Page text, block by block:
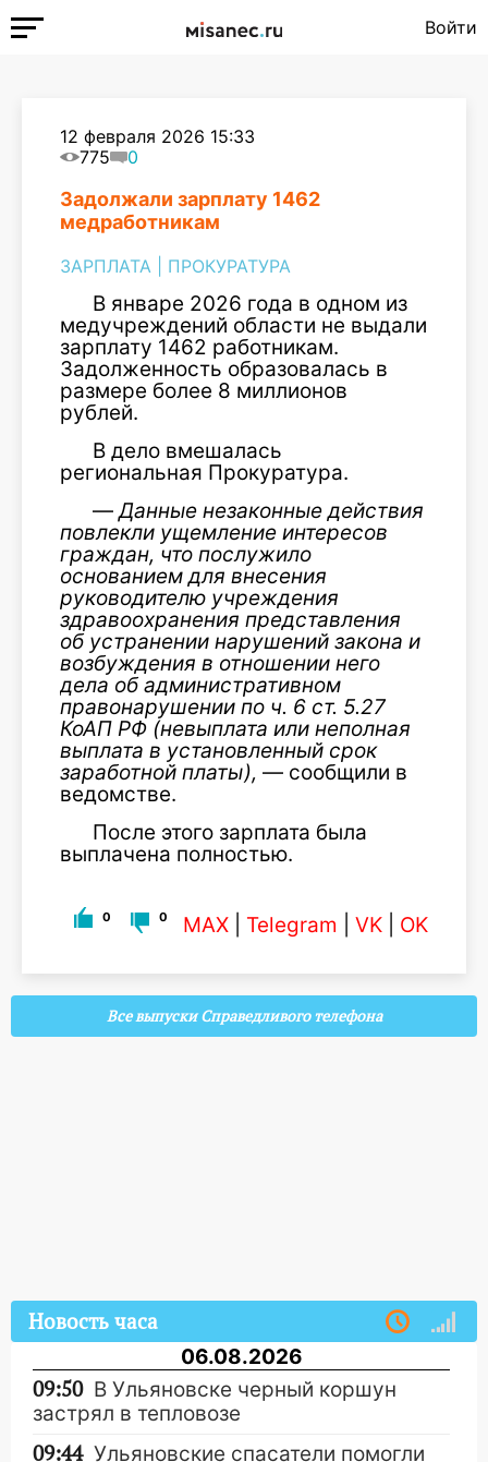
Войти
12 февраля 2026 15:33
775
0
Задолжали зарплату 1462
медработникам
ЗАРПЛАТА ПРОКУРАТУРА
В январе 2026 года в одном из
медучреждений области не выдали
зарплату 1462 работникам.
Задолженность образовалась в
размере более 8 миллионов
рублей.
В дело вмешалась
региональная Прокуратура.
—Данные незаконные действия
повлекли ущемление интересов
граждан, что послужило
основанием для внесения
руководителю учреждения
здравоохранения представления
об устранении нарушений закона и
возбуждения в отношении него
дела об административном
правонарушении по ч. 6 ст. 5.27
КоАП РФ (невыплата или неполная
выплата в установленный срок
заработной платы), — сообщили в
ведомстве.
После этого зарплата была
выплачена полностью.
0 0 MAX Telegram VK OK
Все выпуски Справедливого телефона
Новость часа
06.08.2026
09:50 В Ульяновске черный коршун
застрял в тепловозе
09:44 Ульяновские спасатели помогли